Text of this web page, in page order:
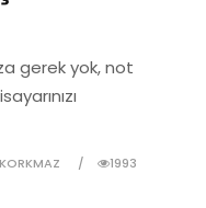
gerek yok, not
1993